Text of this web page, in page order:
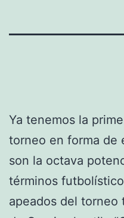
Ya tenemos la
torneo en forma de
son la octava
términos
apeados del torneo